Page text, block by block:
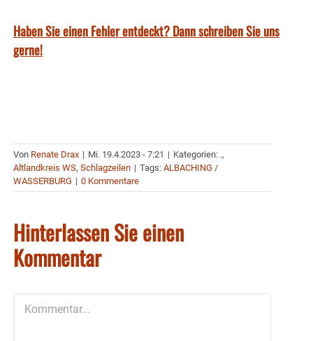
Haben Sie einen Fehler entdeckt? Dann schreiben Sie uns
gerne!
Von Renate Drax | Mi. 19.4.2023 - 7:21 | Kategorien: .,
Altlandkreis WS, Schlagzeilen | Tags: ALBACHING /
WASSERBURG | 0 Kommentare
Hinterlassen Sie einen
Kommentar